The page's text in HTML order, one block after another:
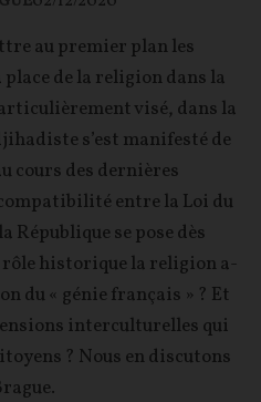
au premier plan les
de la religion dans la
visé, dans la
s’est manifesté de
cours des dernières
entre la Loi du
République se pose dès
rôle historique la religion a-
du « génie français » ? Et
interculturelles qui
? Nous en discutons